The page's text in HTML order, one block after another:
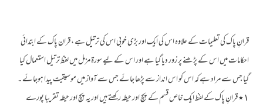
قرانِ پاک کی تعلیمات کے علاوہ اس کی ایک اور بڑی خوبی اس کی ترتیل ہے ، قران پاک کے ابتدائی
احکامات میں اس کے پڑھنے پر زور دیا گیا ہے اور اس کے لیے سورۃ مزمل میں لفظ ترتیل استعمال کیا
گیا جس سے مراد ہے کہ اس کو اس انداز سے پڑھا جائے جس سے آواز میں موسیقیت پیدا ہوجائے ۔
١٭ قرانِ پاک کے لفظ ایک خاص قسم کے پچ اور حیطہ رکھتے ہیں اور یہ پچ اور حیطہ تقریبا پورے